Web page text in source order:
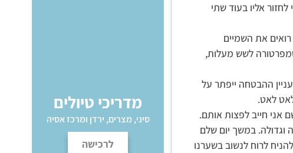
אליו בעוד שתי
את השמיים
לשש מעלות,
ההבטחה ייפתר על
לאט.
אני חייב לפצות אותם.
וגדולה. במשך יום שלם
לרוח לנשוב בשערנו
מדריכי טיולים
סיני, מצרים, ירדן ומרכז אסיה
לרכישה